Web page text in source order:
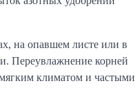
на опавшем листе или в
Переувлажнение корней
климатом и частыми